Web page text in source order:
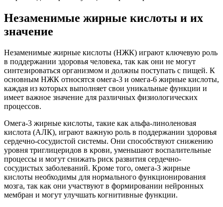
Незаменимые жирные кислоты и их
значение
Незаменимые жирные кислоты (НЖК) играют ключевую роль
в поддержании здоровья человека, так как они не могут
синтезироваться организмом и должны поступать с пищей. К
основным НЖК относятся омега-3 и омега-6 жирные кислоты,
каждая из которых выполняет свои уникальные функции и
имеет важное значение для различных физиологических
процессов.
Омега-3 жирные кислоты, такие как альфа-линоленовая
кислота (АЛК), играют важную роль в поддержании здоровья
сердечно-сосудистой системы. Они способствуют снижению
уровня триглицеридов в крови, уменьшают воспалительные
процессы и могут снижать риск развития сердечно-
сосудистых заболеваний. Кроме того, омега-3 жирные
кислоты необходимы для нормального функционирования
мозга, так как они участвуют в формировании нейронных
мембран и могут улучшать когнитивные функции.